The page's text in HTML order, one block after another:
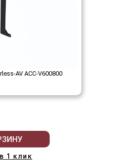
AV ACC-V600800
1 клик